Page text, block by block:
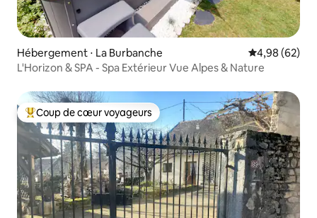
Hébergement ⋅ La Burbanche Évaluation
4,98 (62)
L'Horizon & SPA - Spa Extérieur Vue Alpes & Nature
Coups de cœur voyageurs les plus appréciés
Coup de cœur voyageurs